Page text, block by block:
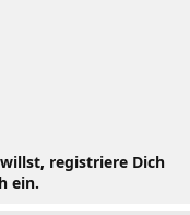
registriere Dich
ein.